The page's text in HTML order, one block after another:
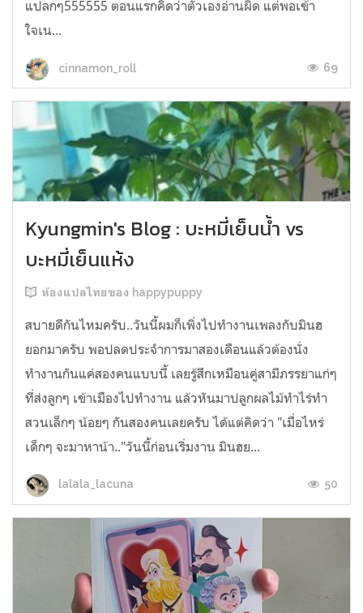
แปลกๆ555555 ตอนแรกคิดว่าตัวเองอ่านผิด แต่พอเข้า
ใจเน...
cinnamon_roll 69
Kyungmin's Blog : บะหมี่เย็นน้ำ vs
บะหมี่เย็นแห้ง
ห้องแปลไทยของ happypuppy
สบายดีกันไหมครับ..วันนี้ผมก็เพิ่งไปทำงานเพลงกับมินฮ
ยอกมาครับ พอปลดประจำการมาสองเดือนแล้วต้องนั่ง
ทำงานกันแค่สองคนแบบนี้ เลยรู้สึกเหมือนคู่สามีภรรยาแก่ๆ
ที่ส่งลูกๆ เข้าเมืองไปทำงาน แล้วหันมาปลูกผลไม้ทำไร่ทำ
สวนเล็กๆ น้อยๆ กันสองคนเลยครับ ได้แต่คิดว่า "เมื่อไหร่
เด็กๆ จะมาหาน้า.."วันนี้ก่อนเริ่มงาน มินฮย...
lalala_lacuna 50